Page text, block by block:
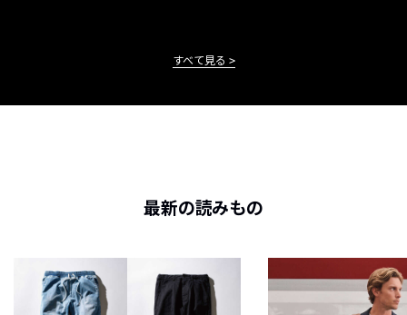
すべて見る
最新の読みもの